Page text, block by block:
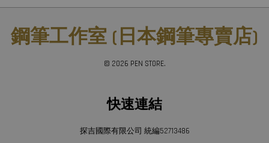
鋼筆工作室 (日本鋼筆專賣店)
© 2026 PEN STORE.
快速連結
探吉國際有限公司 統編52713486